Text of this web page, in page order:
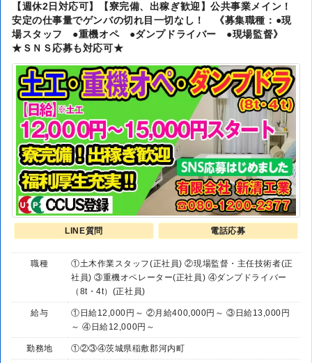
【週休2日対応可】【寮完備、出稼ぎ歓迎】公共事業メイン！
安定の仕事量でゲンバの切れ目一切なし！ 《募集職種：●現
場スタッフ ●重機オペ ●ダンプドライバー ●現場監督》
★ＳＮＳ応募も対応可★
LINE質問 電話応募
職種
①土木作業スタッフ(正社員) ②現場監督・主任技術者(正
社員) ③重機オペレーター(正社員) ④ダンプドライバー
（8t・4t）(正社員)
給与
①日給12,000円～ ②月給400,000円～ ③日給13,000円
～ ④日給12,000円～
勤務地 ①②③④茨城県稲敷郡河内町